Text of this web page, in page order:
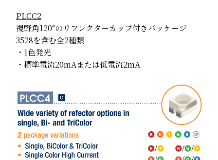
PLCC2
視野角120°のリフレクターカップ付きパッケージ
3528を含む全2種類
・1色発光
・標準電流20mAまたは低電流2mA